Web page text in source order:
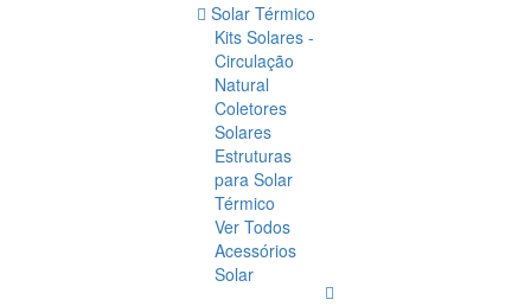
Solar Térmico
Kits Solares -
Circulação
Natural
Coletores
Solares
Estruturas
para Solar
Térmico
Ver Todos
Acessórios
Solar